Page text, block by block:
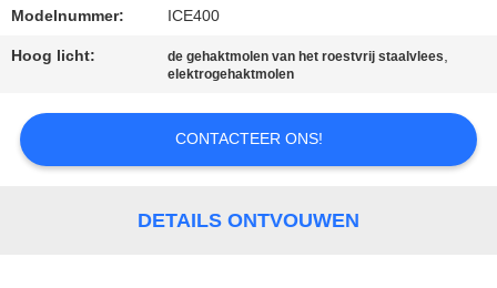
Modelnummer: ICE400
Hoog licht: de gehaktmolen van het roestvrij staalvlees,
elektrogehaktmolen
CONTACTEER ONS!
DETAILS ONTVOUWEN